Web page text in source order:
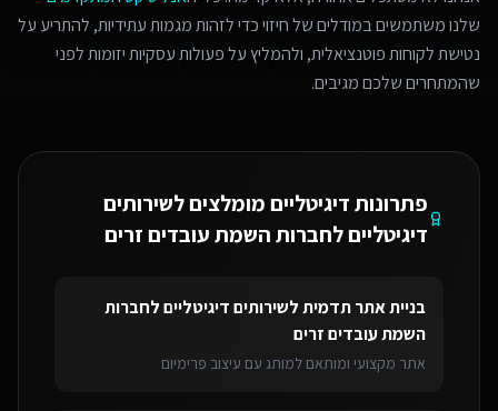
שלנו משתמשים במודלים של חיזוי כדי לזהות מגמות עתידיות, להתריע על
נטישת לקוחות פוטנציאלית, ולהמליץ על פעולות עסקיות יזומות לפני
שהמתחרים שלכם מגיבים.
פתרונות דיגיטליים מומלצים לשירותים
דיגיטליים לחברות השמת עובדים זרים
בניית אתר תדמיתלשירותים דיגיטליים לחברות
השמת עובדים זרים
אתר מקצועי ומותאם למותג עם עיצוב פרימיום